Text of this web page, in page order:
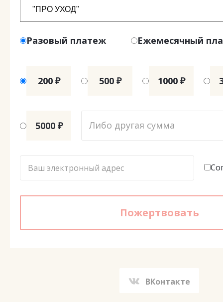
Разовый платеж Ежемесячный
200 ₽ 500 ₽ 1000 ₽
5000 ₽
ВКонтакте